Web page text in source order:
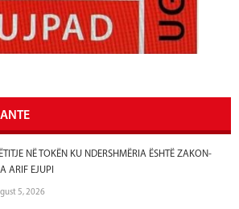
NË TOKËN KU NDERSHMËRIA ËSHTË ZAKON-
ARIF EJUPI
5, 2026